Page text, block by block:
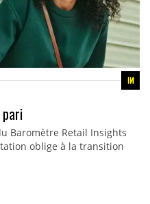
Baromètre Retail Insights
oblige à la transition